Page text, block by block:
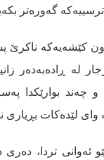
گەورەتر
کێشەیەکە
لە ڕادەبەدەر
و چەند بوارێکدا
وای لێدەکات بڕیاری
ئەوانی تردا،